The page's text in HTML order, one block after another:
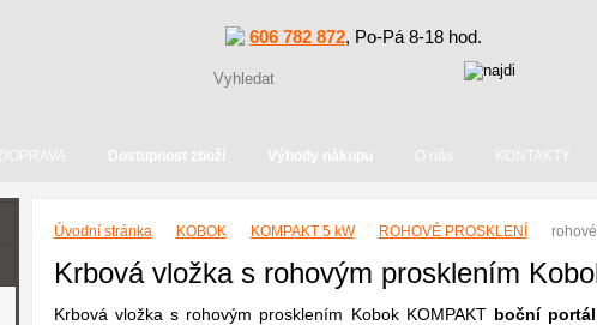
DOPRAVA Dostupnost zboží Výhody nákupu O nás KONTAKTY
606 782 872, Po-Pá 8-18 hod.
Úvodní stránka KOBOK KOMPAKT 5 kW ROHOVÉ PROSKLENÍ
Krbová vložka s rohovým prosklením
Krbová vložka s rohovým prosklením Kobok KOMPAKT boční